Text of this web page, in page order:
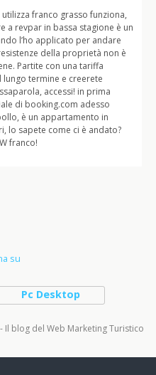
franco grasso funziona,
a revpar in bassa stagione è un
l’ho applicato per andare
della proprietà non è
Partite con una tariffa
lungo termine e creerete
accessi! in prima
di booking.com adesso
è un appartamento in
lo sapete come ci è andato?
franco!
su
Pc Desktop
blog del Web Marketing Turistico